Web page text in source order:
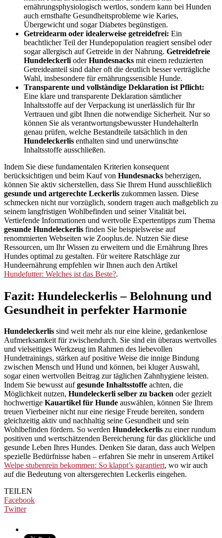
ernährungsphysiologisch wertlos, sondern kann bei Hunden
auch ernsthafte Gesundheitsprobleme wie Karies,
Übergewicht und sogar Diabetes begünstigen.
Getreidearm oder idealerweise getreidefrei: Ein
beachtlicher Teil der Hundepopulation reagiert sensibel oder
sogar allergisch auf Getreide in der Nahrung. Getreidefreie
Hundeleckerli oderHundesnacks mit einem reduzierten
Getreideanteil sind daher oft die deutlich besser verträgliche
Wahl, insbesondere für ernährungssensible Hunde.
Transparente und vollständige Deklaration ist Pflicht:
Eine klare und transparente Deklaration sämtlicher
Inhaltsstoffe auf der Verpackung ist unerlässlich für Ihr
Vertrauen und gibt Ihnen die notwendige Sicherheit. Nur so
können Sie als verantwortungsbewusster HundehalterIn
genau prüfen, welche Bestandteile tatsächlich in den
Hundeleckerlis enthalten sind und unerwünschte
Inhaltsstoffe ausschließen.
Indem Sie diese fundamentalen Kriterien konsequent
berücksichtigen und beim Kauf von Hundesnacks beherzigen,
können Sie aktiv sicherstellen, dass Sie Ihrem Hund ausschließlich
gesunde und artgerechte Leckerlis zukommen lassen. Diese
schmecken nicht nur vorzüglich, sondern tragen auch maßgeblich zu
seinem langfristigen Wohlbefinden und seiner Vitalität bei.
Vertiefende Informationen und wertvolle Expertentipps zum Thema
gesunde Hundeleckerlis finden Sie beispielsweise auf
renommierten Webseiten wie Zooplus.de. Nutzen Sie diese
Ressourcen, um Ihr Wissen zu erweitern und die Ernährung Ihres
Hundes optimal zu gestalten. Für weitere Ratschläge zur
Hundeernährung empfehlen wir Ihnen auch den Artikel
Hundefutter: Welches ist das Beste?.
Fazit: Hundeleckerlis – Belohnung und
Gesundheit in perfekter Harmonie
Hundeleckerlis sind weit mehr als nur eine kleine, gedankenlose
Aufmerksamkeit für zwischendurch. Sie sind ein überaus wertvolles
und vielseitiges Werkzeug im Rahmen des liebevollen
Hundetrainings, stärken auf positive Weise die innige Bindung
zwischen Mensch und Hund und können, bei kluger Auswahl,
sogar einen wertvollen Beitrag zur täglichen Zahnhygiene leisten.
Indem Sie bewusst aufgesunde Inhaltsstoffe achten, die
Möglichkeit nutzen, Hundeleckerli selber zu backen oder gezielt
hochwertige Kauartikel für Hunde auswählen, können Sie Ihrem
treuen Vierbeiner nicht nur eine riesige Freude bereiten, sondern
gleichzeitig aktiv und nachhaltig seine Gesundheit und sein
Wohlbefinden fördern. So werden Hundeleckerlis zu einer rundum
positiven und wertschätzenden Bereicherung für das glückliche und
gesunde Leben Ihres Hundes. Denken Sie daran, dass auch Welpen
spezielle Bedürfnisse haben – erfahren Sie mehr in unserem Artikel
Welpe stubenrein bekommen: So klappt’s garantiert, wo wir auch
auf die Bedeutung von altersgerechten Leckerlis eingehen.
TEILEN
Facebook
Twitter